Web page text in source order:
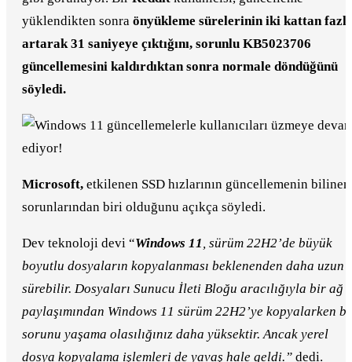
yüklendikten sonra önyükleme sürelerinin iki kattan
artarak 31 saniyeye çıktığını, sorunlu KB5023706
güncellemesini kaldırdıktan sonra normale döndüğünü
söyledi.
Microsoft, etkilenen SSD hızlarının güncellemenin bilinen
sorunlarından biri olduğunu açıkça söyledi.
Dev teknoloji devi “Windows 11, sürüm 22H2’de büyük
boyutlu dosyaların kopyalanması beklenenden daha uzun
sürebilir. Dosyaları Sunucu İleti Bloğu aracılığıyla bir ağ
paylaşımından Windows 11 sürüm 22H2’ye kopyalarken
sorunu yaşama olasılığınız daha yüksektir. Ancak yerel
dosya kopyalama işlemleri de yavaş hale geldi.” dedi.